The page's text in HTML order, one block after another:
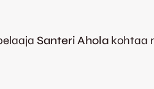
Santeri Ahola kohtaa